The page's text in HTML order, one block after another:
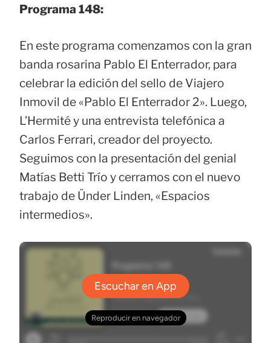
Programa 148:
En este programa comenzamos con la gran
banda rosarina Pablo El Enterrador, para
celebrar la edición del sello de Viajero
Inmovil de «Pablo El Enterrador 2». Luego,
L’Hermité y una entrevista telefónica a
Carlos Ferrari, creador del proyecto.
Seguimos con la presentación del genial
Matías Betti Trío y cerramos con el nuevo
trabajo de Ünder Linden, «Espacios
intermedios».